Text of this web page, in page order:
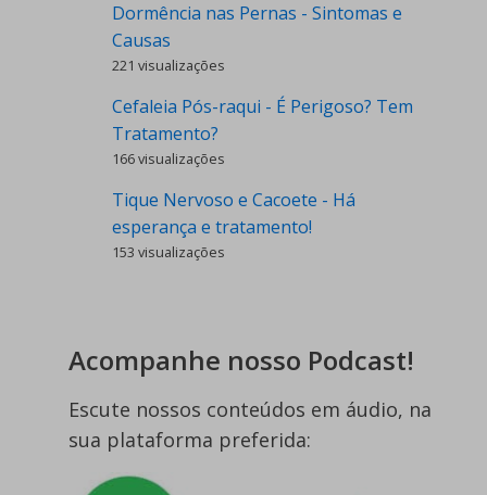
Dormência nas Pernas - Sintomas e
Causas
221 visualizações
Cefaleia Pós-raqui - É Perigoso? Tem
Tratamento?
166 visualizações
Tique Nervoso e Cacoete - Há
esperança e tratamento!
153 visualizações
Acompanhe nosso Podcast!
Escute nossos conteúdos em áudio, na
sua plataforma preferida: